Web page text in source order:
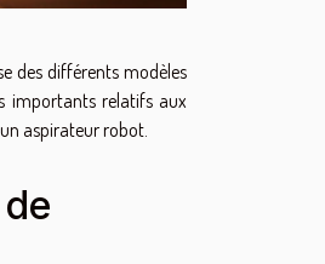
des différents modèles
importants relatifs aux
aspirateur robot.